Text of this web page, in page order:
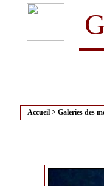
Accueil > Galeries des